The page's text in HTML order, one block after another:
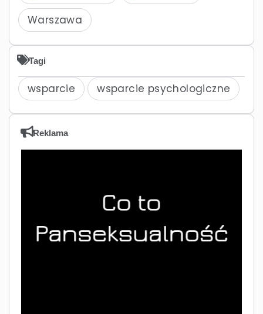
Warszawa
Tagi
wsparcie wsparcie psychologiczne
Reklama